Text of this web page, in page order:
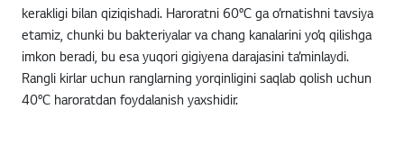
kerakligi bilan qiziqishadi. Haroratni 60°C ga o’rnatishni tavsiya
etamiz, chunki bu bakteriyalar va chang kanalarini yo’q qilishga
imkon beradi, bu esa yuqori gigiyena darajasini ta’minlaydi.
Rangli kirlar uchun ranglarning yorqinligini saqlab qolish uchun
40°C haroratdan foydalanish yaxshidir.